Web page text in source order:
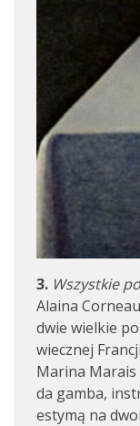
3. Wszystkie
Alaina
dwie wielkie
wiecznej
Marina
da gamba,
estymą na